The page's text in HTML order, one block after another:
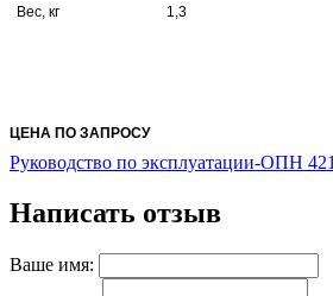
Вес, кг 1,3
ЦЕНА ПО ЗАПРОСУ
Руководство по эксплуатации-ОПН
Написать отзыв
Ваше имя: